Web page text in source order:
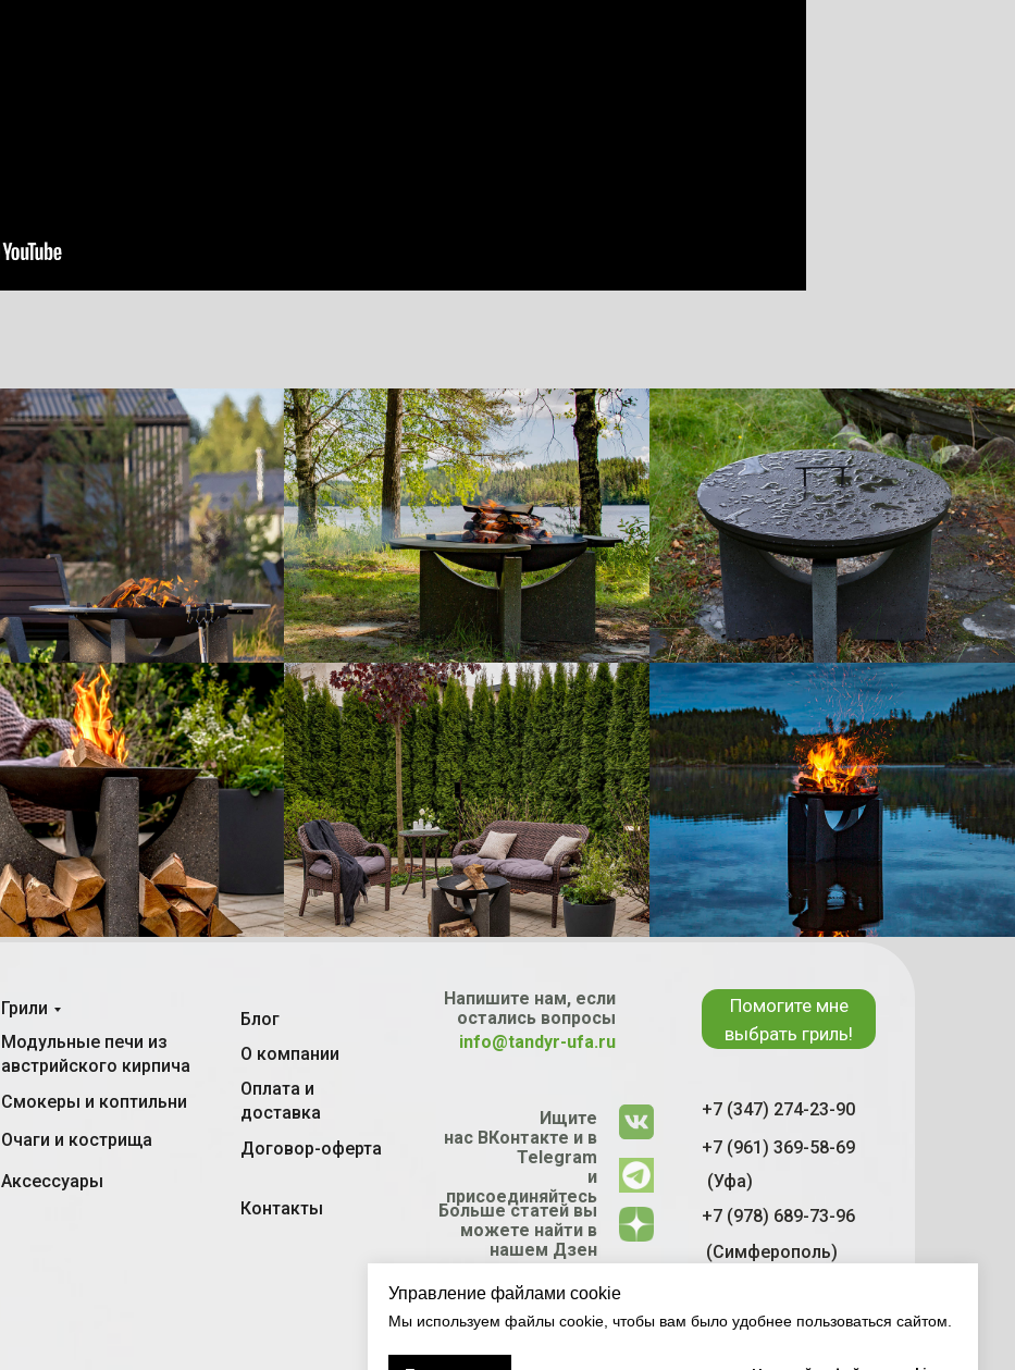
Управление файлами cookie
Мы используем файлы cookie, чтобы вам было удобнее пользоваться сайтом.
Напишите нам, если
остались вопросы
Модульные печи из
австрийского кирпича
Смокеры и коптильни
Очаги и кострища
Контакты
Блог
О компании
Оплата и
доставка
Аксессуары
Грили
Ищите
нас ВКонтакте и в
Telegram
и
присоединяйтесь
Помогите мне
выбрать гриль!
info@tandyr-ufa.ru
Договор-оферта
Больше статей вы
можете найти в
нашем Дзен
канале
+7 (347) 274-23-90
+7 (978) 689-73-96
+7 (961) 369-58-69
(Симферополь)
(Уфа)